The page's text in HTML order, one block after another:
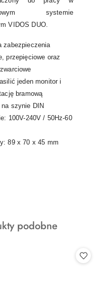
systemie
VIDOS DUO.
zabezpieczenia
przepięciowe oraz
jeden monitor i
bramową
na szynie DIN
100V-240V / 50Hz-60
89 x 70 x 45 mm
podobne